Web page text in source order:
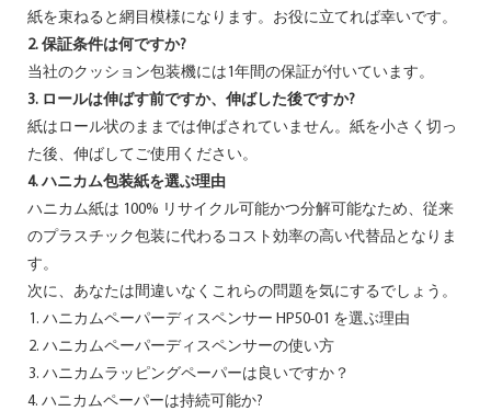
紙を束ねると網目模様になります。お役に立てれば幸いです。
2. 保証条件は何ですか?
当社のクッション包装機には1年間の保証が付いています。
3. ロールは伸ばす前ですか、伸ばした後ですか?
紙はロール状のままでは伸ばされていません。紙を小さく切っ
た後、伸ばしてご使用ください。
4. ハニカム包装紙を選ぶ理由
ハニカム紙は 100% リサイクル可能かつ分解可能なため、従来
のプラスチック包装に代わるコスト効率の高い代替品となりま
す。
次に、あなたは間違いなくこれらの問題を気にするでしょう。
ハニカムペーパーディスペンサー HP50-01 を選ぶ理由
ハニカムペーパーディスペンサーの使い方
ハニカムラッピングペーパーは良いですか？
4. ハニカムペーパーは持続可能か?